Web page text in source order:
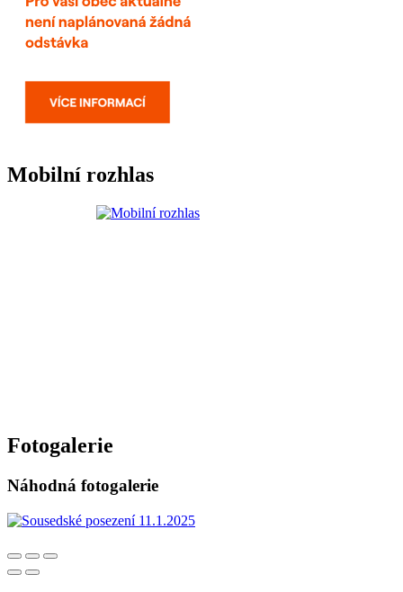
Mobilní rozhlas
Fotogalerie
Náhodná fotogalerie